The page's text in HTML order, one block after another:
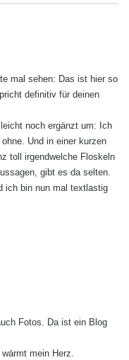
mal sehen: Das ist hier so
definitiv für deinen
noch ergänzt um: Ich
Und in einer kurzen
toll irgendwelche Floskeln
gibt es da selten.
ich bin nun mal textlastig
Fotos. Da ist ein Blog
mein Herz.